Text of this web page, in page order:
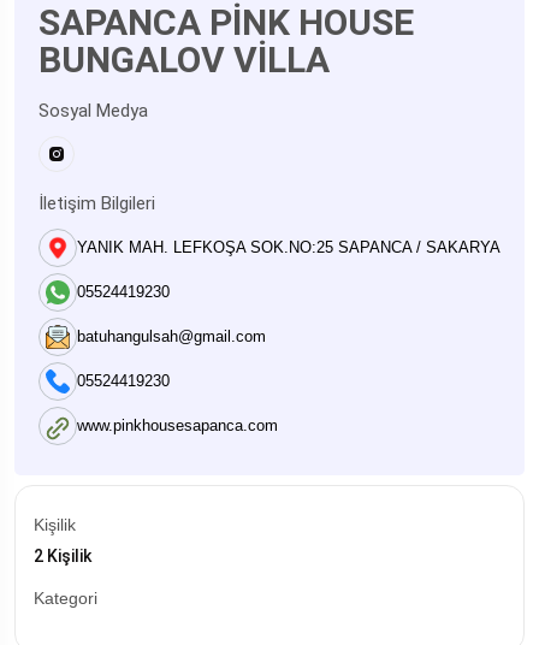
SAPANCA PİNK HOUSE
BUNGALOV VİLLA
Sosyal Medya
İletişim Bilgileri
YANIK MAH. LEFKOŞA SOK.NO:25 SAPANCA / SAKARYA
05524419230
batuhangulsah@gmail.com
05524419230
www.pinkhousesapanca.com
Kişilik
2 Kişilik
Kategori